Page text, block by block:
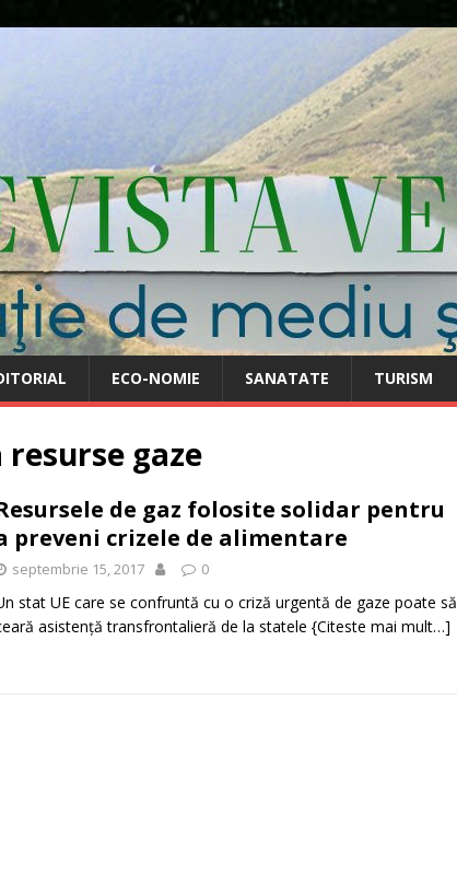
ECO-NOMIE SANATATE TURISM
gaze
de gaz folosite solidar pentru
preveni crizele de alimentare
septembrie 15, 2017 0
stat UE care se confruntă cu o criză urgentă de gaze poate să
asistență transfrontalieră de la statele {Citeste mai mult…]